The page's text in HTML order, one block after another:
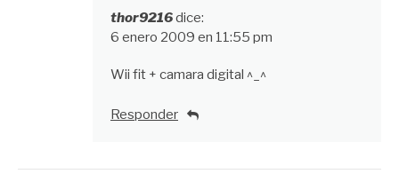
thor9216dice:
6 enero 2009 en 11:55 pm
Wii fit + camara digital ^_^
Responder